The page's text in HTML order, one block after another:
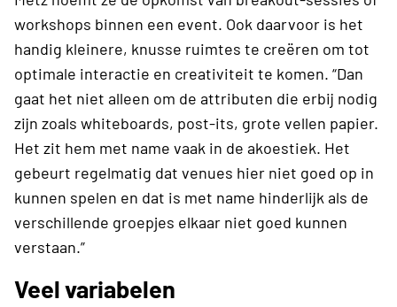
workshops binnen een event. Ook daarvoor is het
handig kleinere, knusse ruimtes te creëren om tot
optimale interactie en creativiteit te komen. “Dan
gaat het niet alleen om de attributen die erbij nodig
zijn zoals whiteboards, post-its, grote vellen papier.
Het zit hem met name vaak in de akoestiek. Het
gebeurt regelmatig dat venues hier niet goed op in
kunnen spelen en dat is met name hinderlijk als de
verschillende groepjes elkaar niet goed kunnen
verstaan.”
Veel variabelen